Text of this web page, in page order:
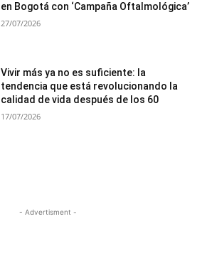
en Bogotá con ‘Campaña Oftalmológica’
27/07/2026
Vivir más ya no es suficiente: la
tendencia que está revolucionando la
calidad de vida después de los 60
17/07/2026
- Advertisment -